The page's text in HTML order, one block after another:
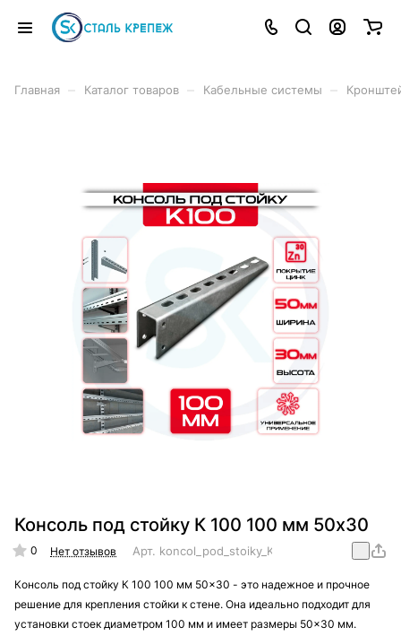
Главная Каталог товаров Кабельные системы
Консоль под стойку К 100 100 мм 50x30
0 Нет отзывов Арт. koncol_pod_stoiky_K100_100_50x30
Консоль под стойку К 100 100 мм 50x30 - это надежное и прочное
решение для крепления стойки к стене. Она идеально подходит для
установки стоек диаметром 100 мм и имеет размеры 50x30 мм.